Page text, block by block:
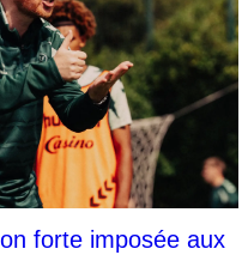
forte imposée aux